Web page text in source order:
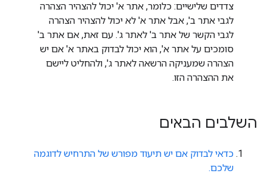
צדדים שלישיים: כלומר, אתר א' יכול להצהיר הצהרה
לגבי אתר ב', אבל אתר א' לא יכול להצהיר הצהרה
לגבי הקשר של אתר ב' לאתר ג'. עם זאת, אם אתר ב'
סומכים על אתר א', הוא יכול לבדוק באתר א' אם יש
הצהרה שמעניקה הרשאה לאתר ג', ולהחליט ליישם
את ההצהרה הזו.
השלבים הבאים
כדאי לבדוק אם יש תיעוד מפורש של התרחיש לדוגמה
שלכם.